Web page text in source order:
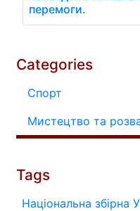
перемоги.
Categories
Спорт
Мистецтво та
Tags
Національна збірна